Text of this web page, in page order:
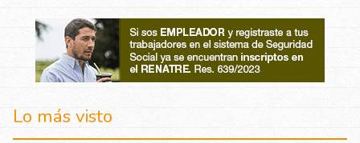
Lo más visto